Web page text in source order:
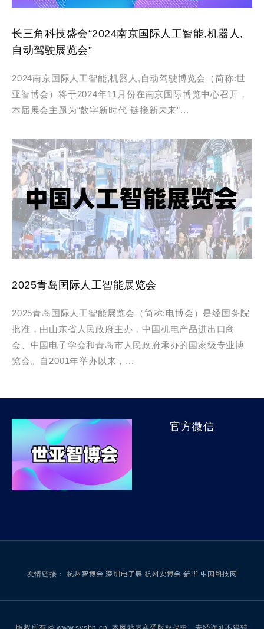
长三角科技盛会“2024南京国际人工智能,机器人,
自动驾驶展览会”
2024南京国际人工智能,机器人,自动驾驶博览会（简称:世
亚智博会）将于2024年11月份在南京国际博览中心召开，
本届展会主题为“数字新时代·链接新未来”...
2025青岛国际人工智能展览会
2025青岛国际人工智能展览会（简称:电博会）是经国务院
批准，由山东省人民政府主办，中国机电产品进出口商
会、中国电子学会和青岛市人民政府承办的国家级专业博
览会。自2001年举办以来，...
官方微信
友情链接：杭州智博会 深圳电子展杭州安博会新华 中国科技网